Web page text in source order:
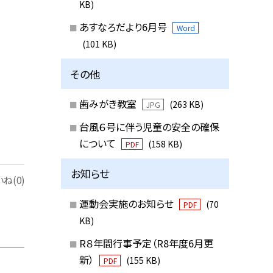
ね(0)
KB)
あすなろだより6月号 Word
(101 KB)
その他
歯みがき教室 JPG (263 KB)
台風６号に伴う児童の安全の確保
について
PDF (158 KB)
お知らせ
運動会実施のお知らせ PDF
(70
KB)
R８年間行事予定（R8年度6月更
新）
PDF (155 KB)